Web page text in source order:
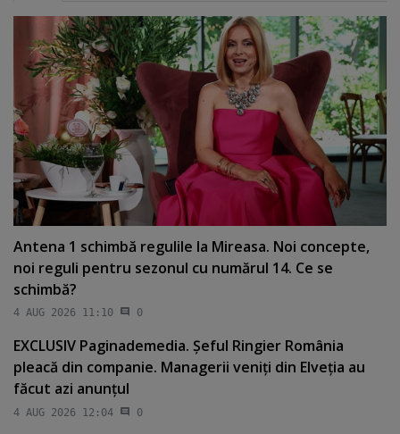
Antena 1 schimbă regulile la Mireasa. Noi concepte,
noi reguli pentru sezonul cu numărul 14. Ce se
schimbă?
4 AUG 2026 11:10 0
EXCLUSIV Paginademedia. Şeful Ringier România
pleacă din companie. Managerii veniţi din Elveţia au
făcut azi anunţul
4 AUG 2026 12:04 0